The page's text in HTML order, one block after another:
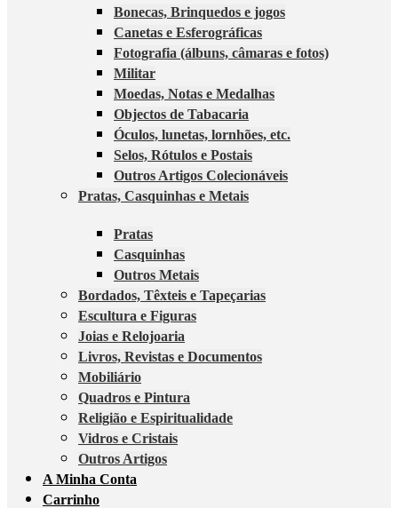
Bonecas, Brinquedos e jogos
Canetas e Esferográficas
Fotografia (álbuns, câmaras e fotos)
Militar
Moedas, Notas e Medalhas
Objectos de Tabacaria
Óculos, lunetas, lornhões, etc.
Selos, Rótulos e Postais
Outros Artigos Colecionáveis
Pratas, Casquinhas e Metais
Pratas
Casquinhas
Outros Metais
Bordados, Têxteis e Tapeçarias
Escultura e Figuras
Joias e Relojoaria
Livros, Revistas e Documentos
Mobiliário
Quadros e Pintura
Religião e Espiritualidade
Vidros e Cristais
Outros Artigos
A Minha Conta
Carrinho